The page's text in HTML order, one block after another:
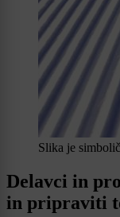
Slika je
Delavci in
in pripraviti